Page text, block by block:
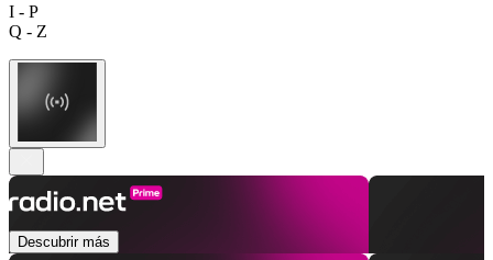
I - P
Q - Z
Descubrir más